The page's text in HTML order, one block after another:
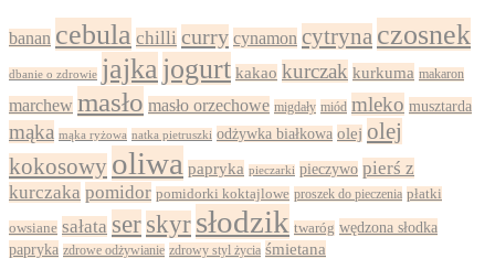
banan cebula chilli curry cynamon cytryna czosnek
dbanie o zdrowie jajka jogurt kakao kurczak kurkuma makaron
marchew masło masło orzechowe migdały miód mleko musztarda
mąka mąka ryżowa natka pietruszki odżywka białkowa olej olej
kokosowy oliwa papryka pieczarki pieczywo pierś z
kurczaka pomidor pomidorki koktajlowe proszek do pieczenia płatki
owsiane sałata ser skyr słodzik twaróg wędzona słodka
papryka zdrowe odżywianie zdrowy styl życia śmietana